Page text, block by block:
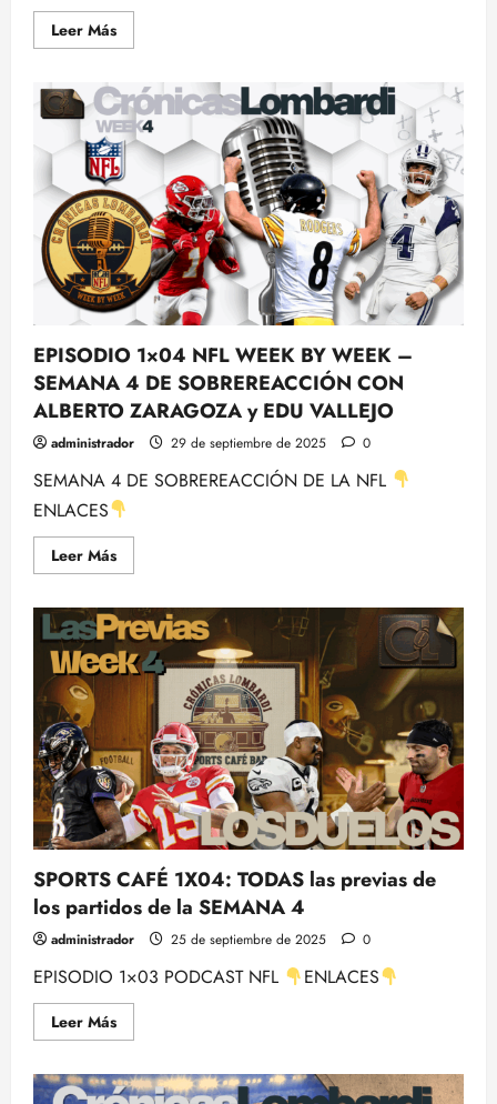
Leer MásLeer
más
EPISODIO
4×05:
MNF
y
reflexiones
de
SEPTIEMBRE
en
la
NFL
con
Rubén
Ibeas
EPISODIO 1×04 NFL WEEK BY WEEK –
SEMANA 4 DE SOBREREACCIÓN CON
ALBERTO ZARAGOZA y EDU VALLEJO
administrador 29 de septiembre de 2025 0
SEMANA 4 DE SOBREREACCIÓN DE LA NFL
ENLACES
Leer MásLeer
más
EPISODIO
1×04
NFL
WEEK
BY
WEEK
SEMANA
4
DE
SOBREREACCIÓN
CON
ALBERTO
ZARAGOZA
y
EDU
VALLEJO
SPORTS CAFÉ 1X04: TODAS las previas de
los partidos de la SEMANA 4
administrador 25 de septiembre de 2025 0
EPISODIO 1×03 PODCAST NFL ENLACES
Leer MásLeer
más
SPORTS
CAFÉ